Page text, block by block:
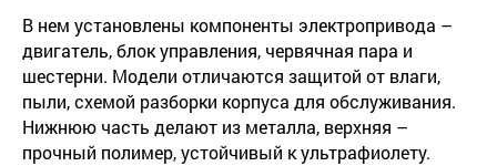
В нем установлены компоненты электропривода –
двигатель, блок управления, червячная пара и
шестерни. Модели отличаются защитой от влаги,
пыли, схемой разборки корпуса для обслуживания.
Нижнюю часть делают из металла, верхняя –
прочный полимер, устойчивый к ультрафиолету.